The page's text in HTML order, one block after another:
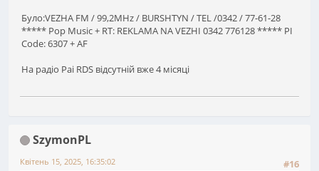
Було:VEZHA FM / 99,2MHz / BURSHTYN / TEL /0342 / 77-61-28
***** Pop Music + RT: REKLAMA NA VEZHI 0342 776128 ***** PI
Code: 6307 + AF
На радіо Раі RDS відсутній вже 4 місяці
SzymonPL
#16
Квітень 15, 2025, 16:35:02